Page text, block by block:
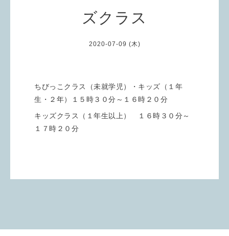
ズクラス
2020-07-09 (木)
ちびっこクラス（未就学児）・キッズ（１年
生・２年）１５時３０分～１６時２０分
キッズクラス（１年生以上） １６時３０分～
１７時２０分